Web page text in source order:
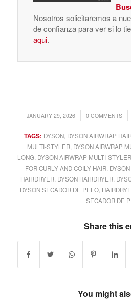
Nosotros solicitaremos a
de confianza para ver si lo
aqui.
JANUARY 29, 2026
/ 0 COMMENTS
/
TAGS: DYSON, DYSON AIRWRAP
MULTI-STYLER, DYSON AIRWRAP
LONG, DYSON AIRWRAP MULTI-
FOR CURLY AND COILY HAIR,
HAIRDRYER, DYSON HAIRDRYER,
DYSON SECADOR DE PELO,
SECADOR DE
Share this
You might